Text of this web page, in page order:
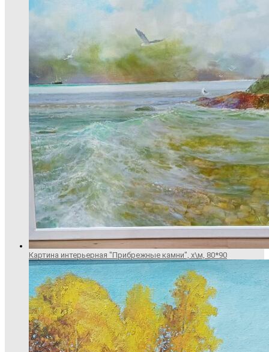
Картина интерьерная "Прибрежные камни", х\м, 80*90